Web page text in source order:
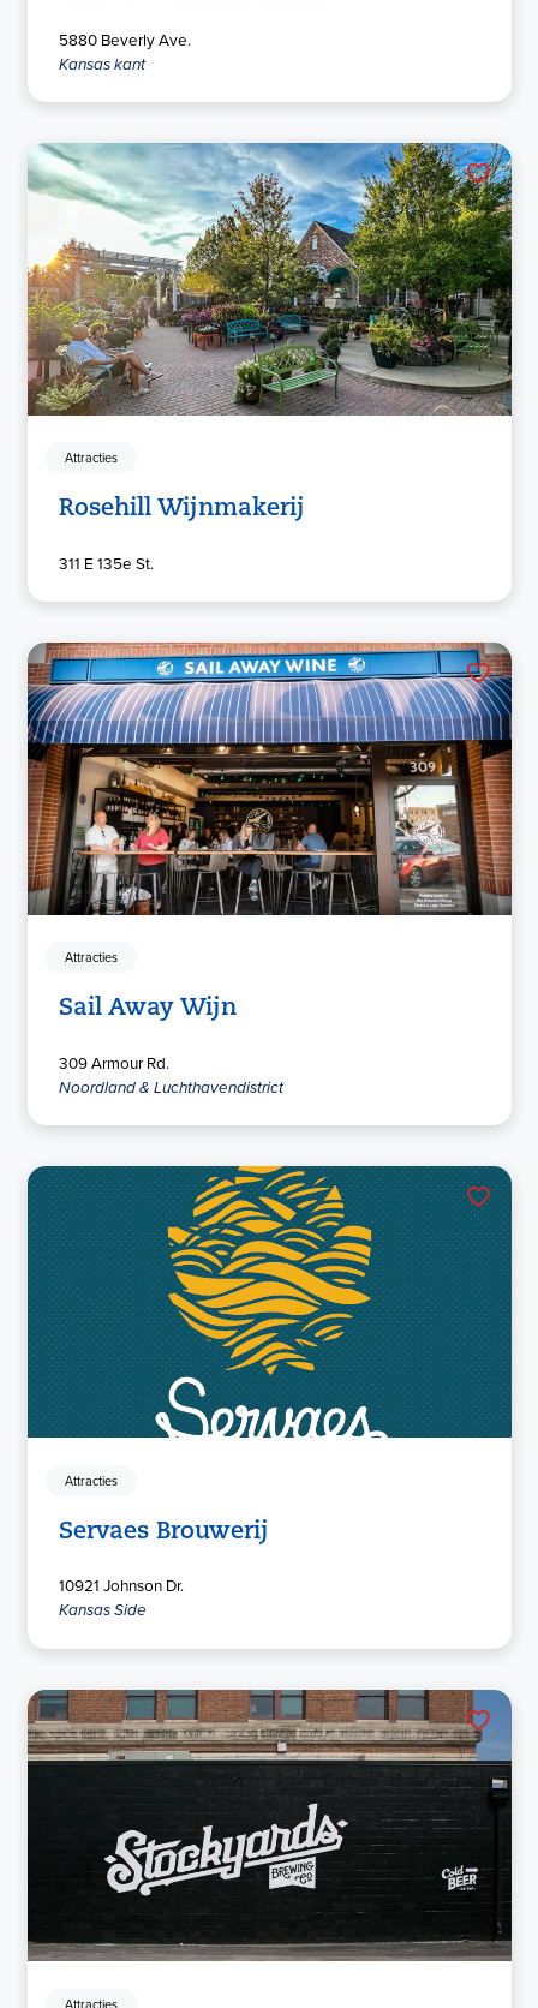
5880 Beverly Ave.
Kansas kant
Attracties
Rosehill Wijnmakerij
311 E 135e St.
Attracties
Sail Away Wijn
309 Armour Rd.
Noordland & Luchthavendistrict
Attracties
Servaes Brouwerij
10921 Johnson Dr.
Kansas Side